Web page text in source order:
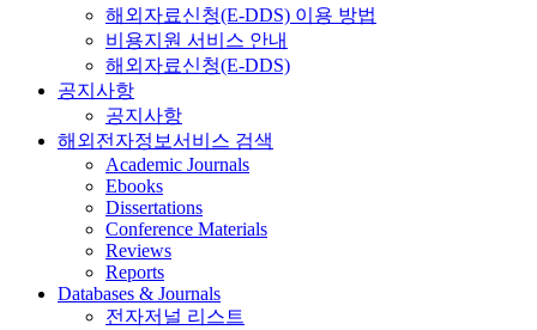
해외자료신청(E-DDS) 이용 방법
비용지원 서비스 안내
해외자료신청(E-DDS)
공지사항
공지사항
해외전자정보서비스 검색
Academic Journals
Ebooks
Dissertations
Conference Materials
Reviews
Reports
Databases & Journals
전자저널 리스트